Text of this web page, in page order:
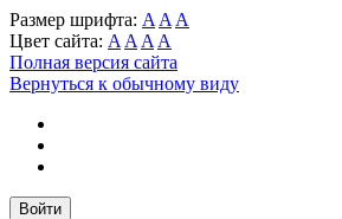
Размер шрифта: A A A
Цвет сайта: A A A A
Полная версия сайта
Вернуться к обычному виду
Войти